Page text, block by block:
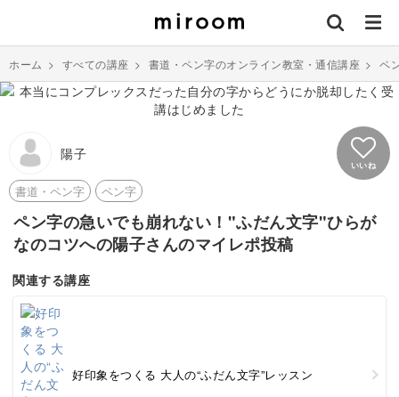
ホーム > すべての講座 > 書道・ペン字のオンライン教室・通信講座 > ペ
陽子
いいね
書道・ペン字 ペン字
ペン字の急いでも崩れない！"ふだん文字"ひらが
なのコツへの陽子さんのマイレポ投稿
関連する講座
好印象をつくる 大人の“ふだん文字”レッスン